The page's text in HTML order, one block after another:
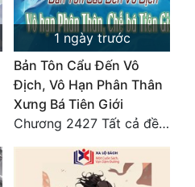
1 ngày trước
Bản Tôn Cẩu Đến Vô
Địch, Vô Hạn Phân Thân
Xưng Bá Tiên Giới
Chương 2427 Tất cả đều nhờ nỗ lực! Mời Đế vào Thiên!